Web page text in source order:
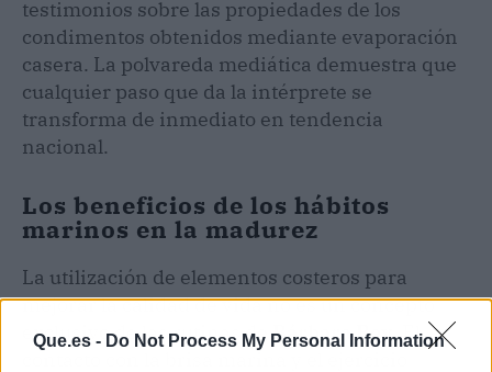
Que.es - Do Not Process My Personal Information
testimonios sobre las propiedades de los
condimentos obtenidos mediante evaporación
casera. La polvareda mediática demuestra que
cualquier paso que da la intérprete se
transforma de inmediato en tendencia
nacional.
Los beneficios de los hábitos
marinos en la madurez
La utilización de elementos costeros para
mejorar la calidad de vida no es un concepto
exclusivo de las rutinas deBárbara Rey. El